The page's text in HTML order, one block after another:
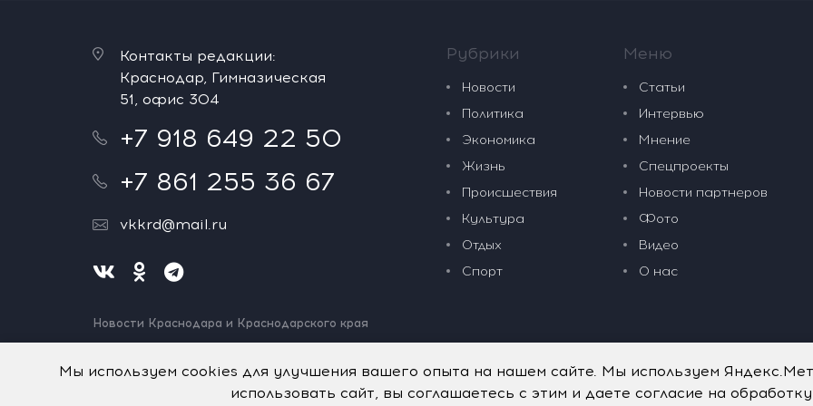
Контакты редакции:
Краснодар, Гимназическая
51, офис 304
+7 918 649 22 50
+7 861 255 36 67
vkkrd@mail.ru
Новости Краснодара и Краснодарского края
Нашли ошибку? Выделите и нажмите Ctrl+Enter.
Рубрики
Новости
Политика
Экономика
Жизнь
Происшествия
Культура
Отдых
Спорт
Меню
Статьи
Интервью
Мнение
Спецпроекты
Новости партнеров
Фото
Видео
О нас
Мы используем cookies для улучшения вашего опыта на нашем сайте. Мы используем
использовать сайт, вы соглашаетесь с этим и даете согласие на